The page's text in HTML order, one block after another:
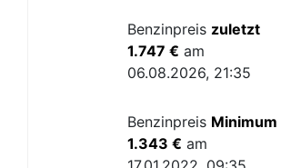
Benzinpreis zuletzt
1.747 € am
06.08.2026, 21:35
Benzinpreis Minimum
1.343 € am